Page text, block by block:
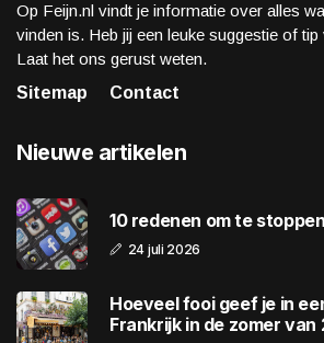
Op Feijn.nl vindt je informatie over alles
vinden is. Heb jij een leuke suggestie of
Laat het ons gerust weten.
Sitemap
Contact
Nieuwe artikelen
10 redenen om te
24 juli 2026
Hoeveel fooi geef je in
Frankrijk in de zomer van